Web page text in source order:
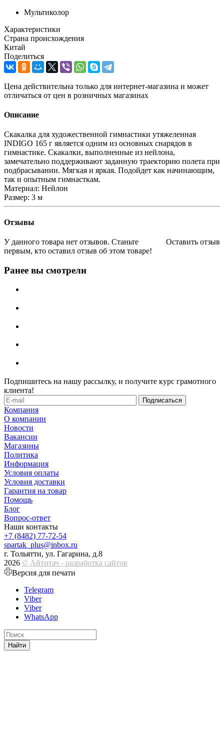
Мультиколор
Характеристики
Страна происхождения
Китай
Поделиться
Цена действительна только для интернет-магазина и может
отличаться от цен в розничных магазинах
Описание
Скакалка для художественной гимнастики утяжеленная
INDIGO 165 г является одним из основных снарядов в
гимнастике. Скакалки, выполненные из нейлона,
замечательно поддерживают заданную траекторию полета при
подбрасывании. Мягкая и яркая. Подойдет как начинающим,
так и опытным гимнасткам.
Материал: Нейлон
Размер: 3 м
Отзывы
Оставить отзыв
У данного товара нет отзывов. Станьте
первым, кто оставил отзыв об этом товаре!
Ранее вы смотрели
Подпишитесь на нашу рассылку, и получите курс грамотного
клиента!
Компания
О компании
Новости
Вакансии
Магазины
Политика
Информация
Условия оплаты
Условия доставки
Гарантия на товар
Помощь
Блог
Вопрос-ответ
Наши контакты
+7 (8482) 77-72-54
spartak_plus@inbox.ru
г. Тольятти, ул. Гагарина, д.8
2026 © Айтитач - разработка сайтов
Версия для печати
Telegram
Viber
Viber
WhatsApp
Найти